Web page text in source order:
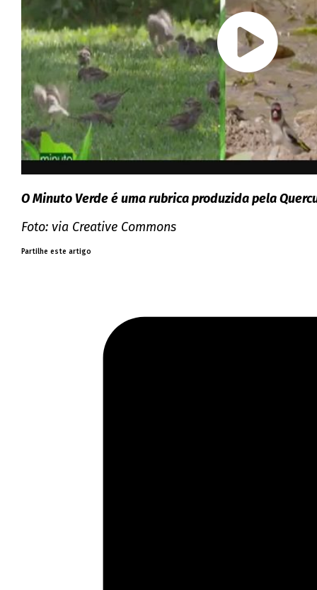
O Minuto Verde é uma rubrica produzida pela
Foto: via Creative Commons
Partilhe este artigo